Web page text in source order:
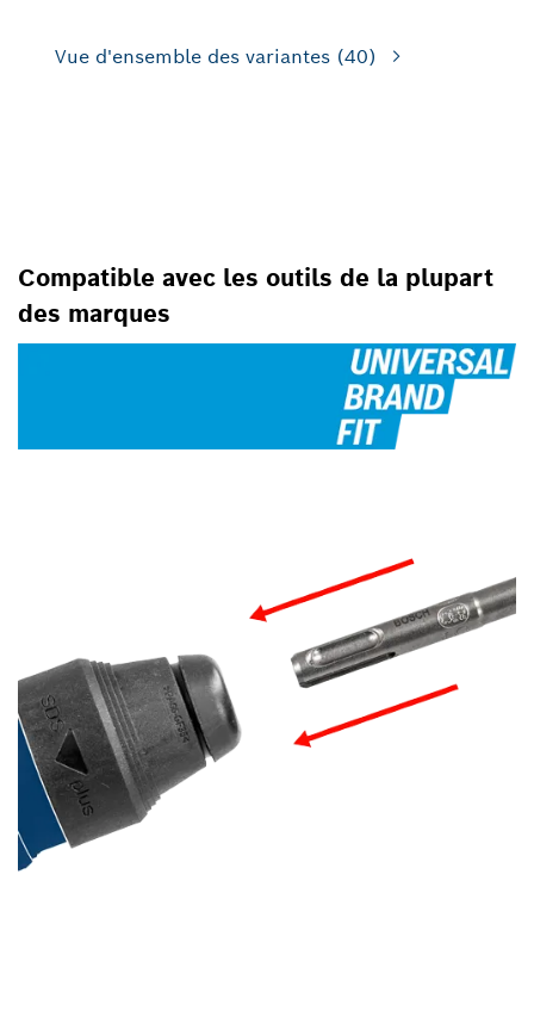
Vue d'ensemble des variantes (40)
Compatible avec les outils de la plupart
des marques